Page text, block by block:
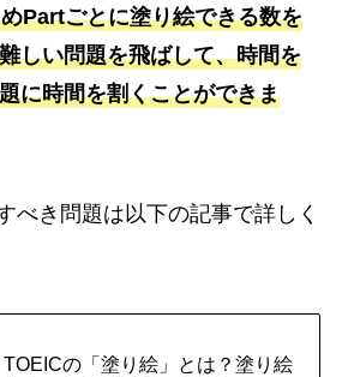
Partごとに塗り絵できる数を
しい問題を飛ばして、時間を
に時間を割くことができま
べき問題は以下の記事で詳しく
TOEICの「塗り絵」とは？塗り絵